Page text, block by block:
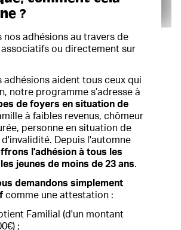
?
nos adhésions au travers de
ou directement sur
adhésions aident tous ceux qui
notre programme s’adresse à
de foyers en situation de
à faibles revenus, chômeur
personne en situation de
Depuis l'automne
l'adhésion à tous les
jeunes de moins de 23 ans.
demandons simplement
comme une attestation :
Familial (d'un montant
;